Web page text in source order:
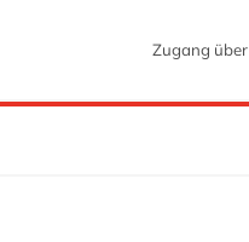
Zugang über